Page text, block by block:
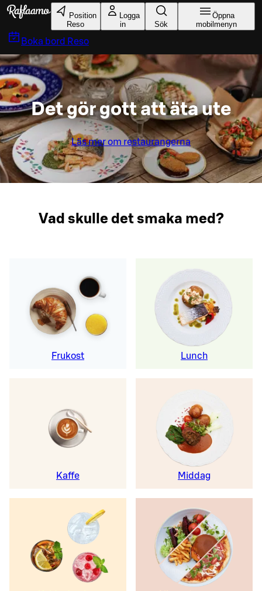
Gå till huvudinnehållet
Position
Reso
Logga
in
Sök
Öppna
mobilmenyn
Boka bord Reso
Det gör gott att äta ute
Läs mer om restaurangerna
Vad skulle det smaka med?
Frukost Lunch
Kaffe Middag